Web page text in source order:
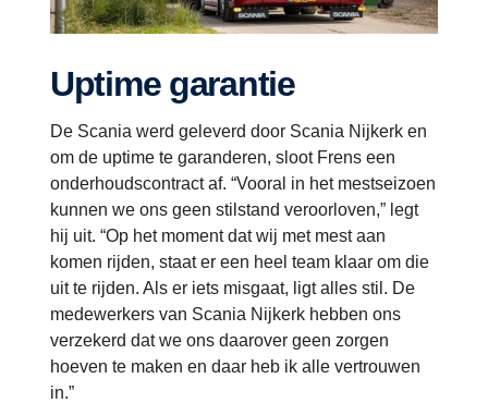
Uptime garantie
De Scania werd geleverd door Scania Nijkerk en
om de uptime te garanderen, sloot Frens een
onderhoudscontract af. “Vooral in het mestseizoen
kunnen we ons geen stilstand veroorloven,” legt
hij uit. “Op het moment dat wij met mest aan
komen rijden, staat er een heel team klaar om die
uit te rijden. Als er iets misgaat, ligt alles stil. De
medewerkers van Scania Nijkerk hebben ons
verzekerd dat we ons daarover geen zorgen
hoeven te maken en daar heb ik alle vertrouwen
in.”